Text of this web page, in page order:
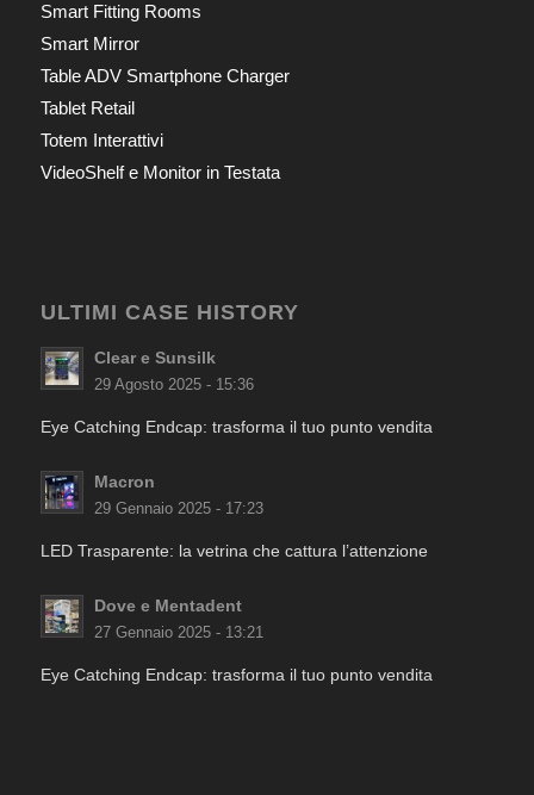
Smart Fitting Rooms
Smart Mirror
Table ADV Smartphone Charger
Tablet Retail
Totem Interattivi
VideoShelf e Monitor in Testata
ULTIMI CASE HISTORY
Clear e Sunsilk
29 Agosto 2025 - 15:36
Eye Catching Endcap: trasforma il tuo punto vendita
Macron
29 Gennaio 2025 - 17:23
LED Trasparente: la vetrina che cattura l’attenzione
Dove e Mentadent
27 Gennaio 2025 - 13:21
Eye Catching Endcap: trasforma il tuo punto vendita